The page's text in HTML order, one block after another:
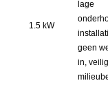
1.5 kW
lage
geen
in,